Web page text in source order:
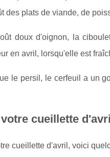
des plats de viande, de
doux d'oignon, la
en avril, lorsqu'elle est
le persil, le cerfeuil a un
cueillette
cueillette d'avril, voici